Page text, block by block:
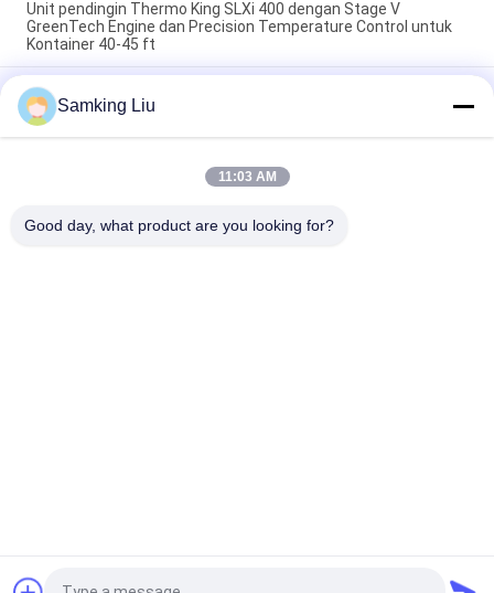
Unit pendingin Thermo King SLXi 400 dengan Stage V
GreenTech Engine dan Precision Temperature Control untuk
Kontainer 40-45 ft
model Legend L-1880 30/50 THERMO KING unit pendingin
trailer baru pasar Asia Pasifik ekonomi bahan bakar yang lebih
baik dan kinerja pendingin yang lebih kuat
T-880 Pro T-80 T-680Pro/T-780Pro/T-1080Pro/T-1280Pro Unit
Peralatan Pendinginan Kulkas Self-Powered Truck Box
Samking Liu
11:03 AM
Good day, what product are you looking for?